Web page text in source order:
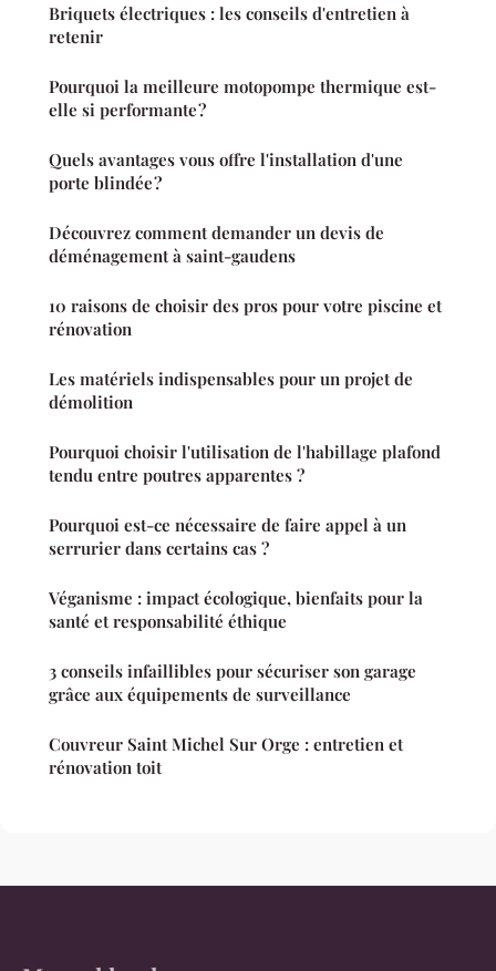
Briquets électriques : les conseils d'entretien à
retenir
Pourquoi la meilleure motopompe thermique est-
elle si performante ?
Quels avantages vous offre l'installation d'une
porte blindée ?
Découvrez comment demander un devis de
déménagement à saint-gaudens
10 raisons de choisir des pros pour votre piscine et
rénovation
Les matériels indispensables pour un projet de
démolition
Pourquoi choisir l'utilisation de l'habillage plafond
tendu entre poutres apparentes ?
Pourquoi est-ce nécessaire de faire appel à un
serrurier dans certains cas ?
Véganisme : impact écologique, bienfaits pour la
santé et responsabilité éthique
3 conseils infaillibles pour sécuriser son garage
grâce aux équipements de surveillance
Couvreur Saint Michel Sur Orge : entretien et
rénovation toit